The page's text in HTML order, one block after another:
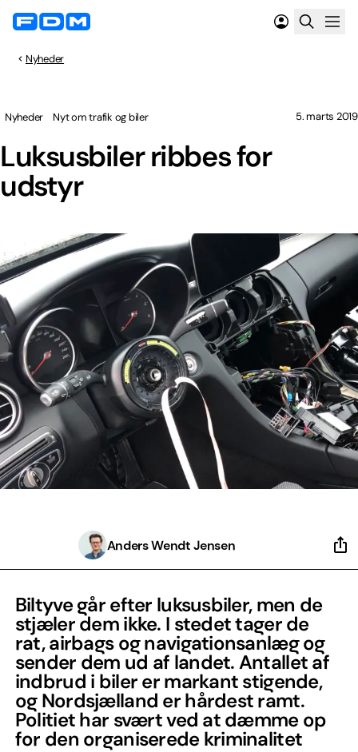
Nyheder
Luksusbiler ribbes for
udstyr
Nyheder Nyt om trafik og biler 5. marts 2019
Anders Wendt Jensen
Biltyve går efter luksusbiler, men de
stjæler dem ikke. I stedet tager de
rat, airbags og navigationsanlæg og
sender dem ud af landet. Antallet af
indbrud i biler er markant stigende,
og Nordsjælland er hårdest ramt.
Politiet har svært ved at dæmme op
for den organiserede kriminalitet